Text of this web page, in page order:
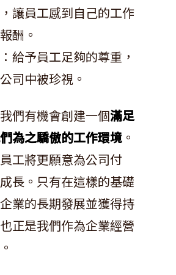
讓員工感到自己的工作
酬。
：給予員工足夠的尊重，
司中被珍視。
們有機會創建一個滿足
為之驕傲的工作環境 。
工將更願意為公司付
長。只有在這樣的基礎
業的長期發展並獲得持
正是我們作為企業經營